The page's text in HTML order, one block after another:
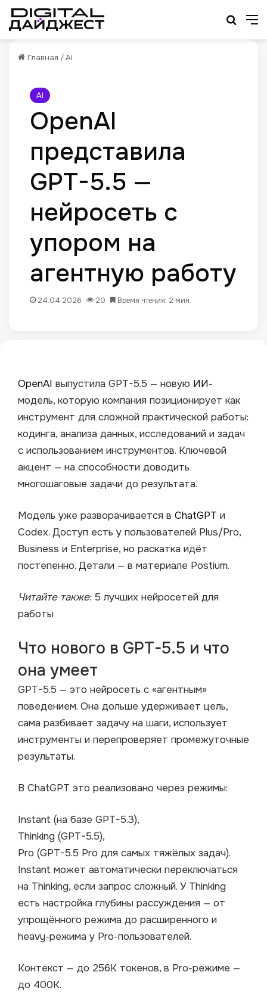
Главная /AI
AI
OpenAI
представила
GPT-5.5 —
нейросеть с
упором на
агентную работу
24.04.2026 20 Время чтения: 2 мин.
OpenAI выпустила GPT-5.5 — новую ИИ-
модель, которую компания позиционирует как
инструмент для сложной практической работы:
кодинга, анализа данных, исследований и задач
с использованием инструментов. Ключевой
акцент — на способности доводить
многошаговые задачи до результата.
Модель уже разворачивается в ChatGPT и
Codex. Доступ есть у пользователей Plus/Pro,
Business и Enterprise, но раскатка идёт
постепенно. Детали — в материале Postium.
Читайте также: 5 лучших нейросетей для
работы
Что нового в GPT-5.5 и что
она умеет
GPT-5.5 — это нейросеть с «агентным»
поведением. Она дольше удерживает цель,
сама разбивает задачу на шаги, использует
инструменты и перепроверяет промежуточные
результаты.
В ChatGPT это реализовано через режимы:
Instant (на базе GPT-5.3),
Thinking (GPT-5.5),
Pro (GPT-5.5 Pro для самых тяжёлых задач).
Instant может автоматически переключаться
на Thinking, если запрос сложный. У Thinking
есть настройка глубины рассуждения — от
упрощённого режима до расширенного и
heavy-режима у Pro-пользователей.
Контекст — до 256K токенов, в Pro-режиме —
до 400K.